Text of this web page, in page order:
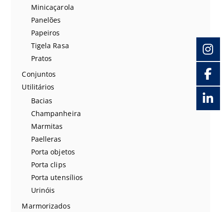
Minicaçarola
Panelões
Papeiros
Tigela Rasa
Pratos
Conjuntos
Utilitários
Bacias
Champanheira
Marmitas
Paelleras
Porta objetos
Porta clips
Porta utensílios
Urinóis
Marmorizados